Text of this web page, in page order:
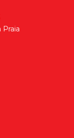
Praia